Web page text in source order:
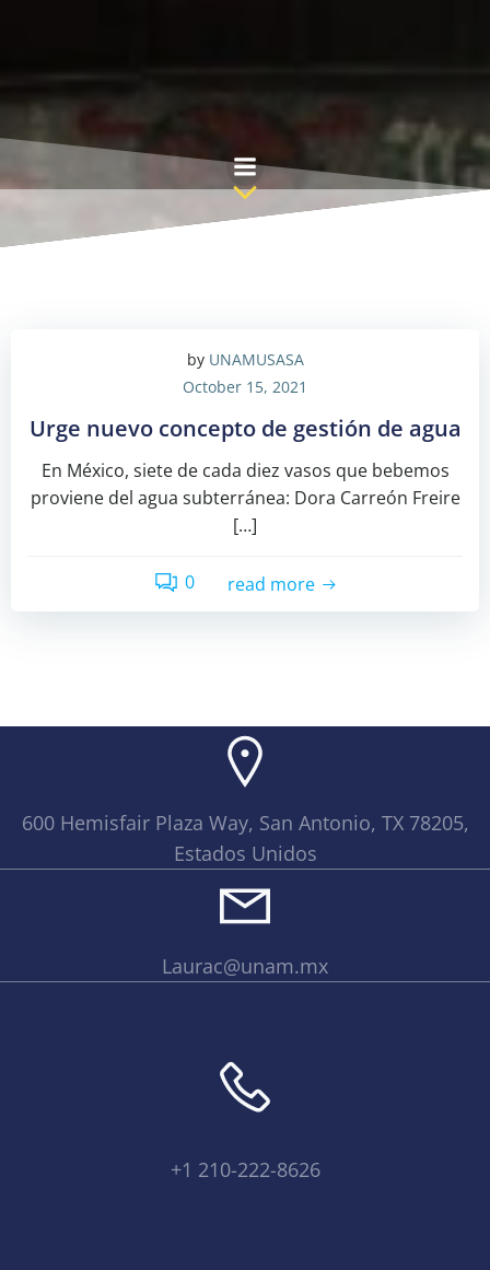
by UNAMUSASA
October 15, 2021
Urge nuevo concepto de gestión de agua
En México, siete de cada diez vasos que bebemos
proviene del agua subterránea: Dora Carreón Freire
[…]
0 read more
600 Hemisfair Plaza Way, San Antonio, TX 78205,
Estados Unidos
Laurac@unam.mx
+1 210-222-8626